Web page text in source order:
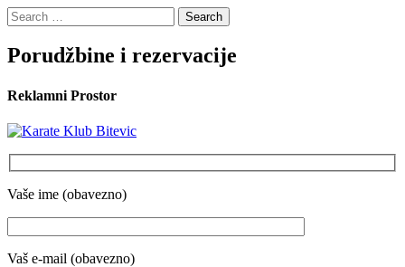
Search
for:
Porudžbine i rezervacije
Reklamni Prostor
Vaše ime (obavezno)
Vaš e-mail (obavezno)